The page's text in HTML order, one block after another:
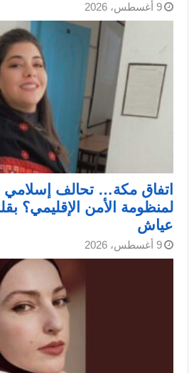
9 أغسطس، 2026
اتفاق مكة… تحالف إسلامي
لمنظومة الأمن الإقليمي؟
عياش
9 أغسطس، 2026